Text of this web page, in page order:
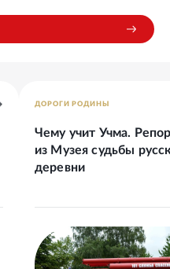
ДОРОГИ РОДИНЫ
Чему учит Учма.
из Музея судьбы
деревни